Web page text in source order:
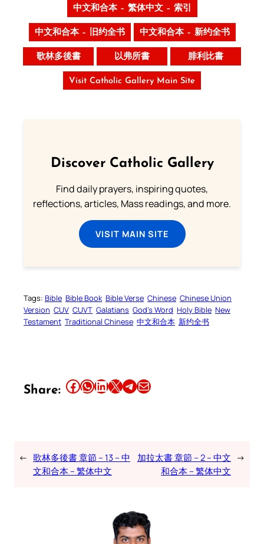
中文和合本 – 繁体中文 – 索引
中文和合本 – 旧约全书 中文和合本 – 新约全书
歌林多後書 以弗所書 腓利比書
Visit Catholic Gallery Main Site
Discover Catholic Gallery
Find daily prayers, inspiring quotes,
reflections, articles, Mass readings, and more.
VISIT MAIN SITE
Tags: Bible Bible Book Bible Verse Chinese Chinese Union
Version CUV CUVT Galatians God’s Word Holy Bible New
Testament Traditional Chinese 中文和合本 新约全书
Share: Share this article on Facebook Share this article on WhatsApp Share this article on LinkedIn Share this article on X Share this article on TelegramEmail this Article
← 歌林多後書 章節 – 13 – 中
文和合本 – 繁体中文
加拉太書 章節 – 2 – 中文
和合本 – 繁体中文
→